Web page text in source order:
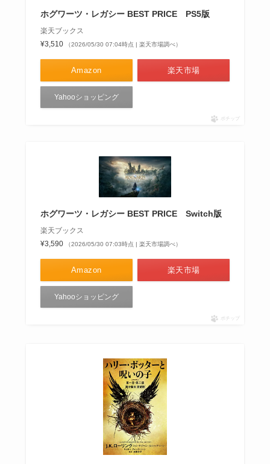
ホグワーツ・レガシー BEST PRICE PS5版
楽天ブックス
¥3,510
（2026/05/30 07:04時点 | 楽天市場調べ）
Amazon 楽天市場
Yahooショッピング
ポチップ
ホグワーツ・レガシー BEST PRICE Switch版
楽天ブックス
¥3,590
（2026/05/30 07:03時点 | 楽天市場調べ）
Amazon 楽天市場
Yahooショッピング
ポチップ